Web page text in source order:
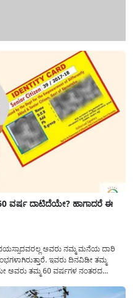
ವರ್ಷ ದಾಟಿದೆಯೇ? ಹಾಗಾದರೆ ಈ
ಅವರು ನಮ್ಮ ಮನೆಯ ದಾರಿ
ಇವರು ದಿನವಿಡೀ ತಮ್ಮ
ಅವರು ತಮ್ಮ 60 ವರ್ಷಗಳ ನಂತರದ